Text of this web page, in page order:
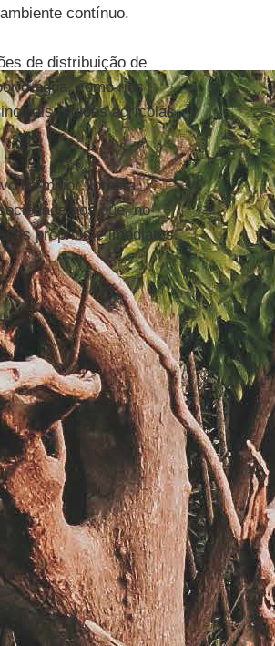
contínuo.
de distribuição de
d´água, como rios
regiões agrícolas
da maior floresta
aos que, no
próprios e imediatos.